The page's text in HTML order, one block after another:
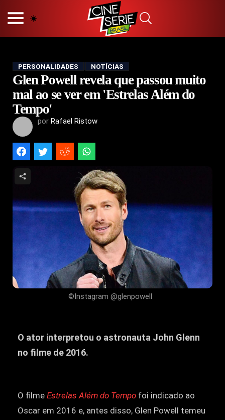
POLÍTICA DE PRIVACIDADE
TERMOS E CONDIÇÕES
CONTATO
Hot
Popular
Filmes
Novelas
PERSONALIDADES NOTÍCIAS
Glen Powell revela que passou muito
mal ao se ver em 'Estrelas Além do
Tempo'
por Rafael Ristow
©Instagram @glenpowell
O ator interpretou o astronauta John Glenn
no filme de 2016.
O filme Estrelas Além do Tempo foi indicado ao
Oscar em 2016 e, antes disso, Glen Powell temeu